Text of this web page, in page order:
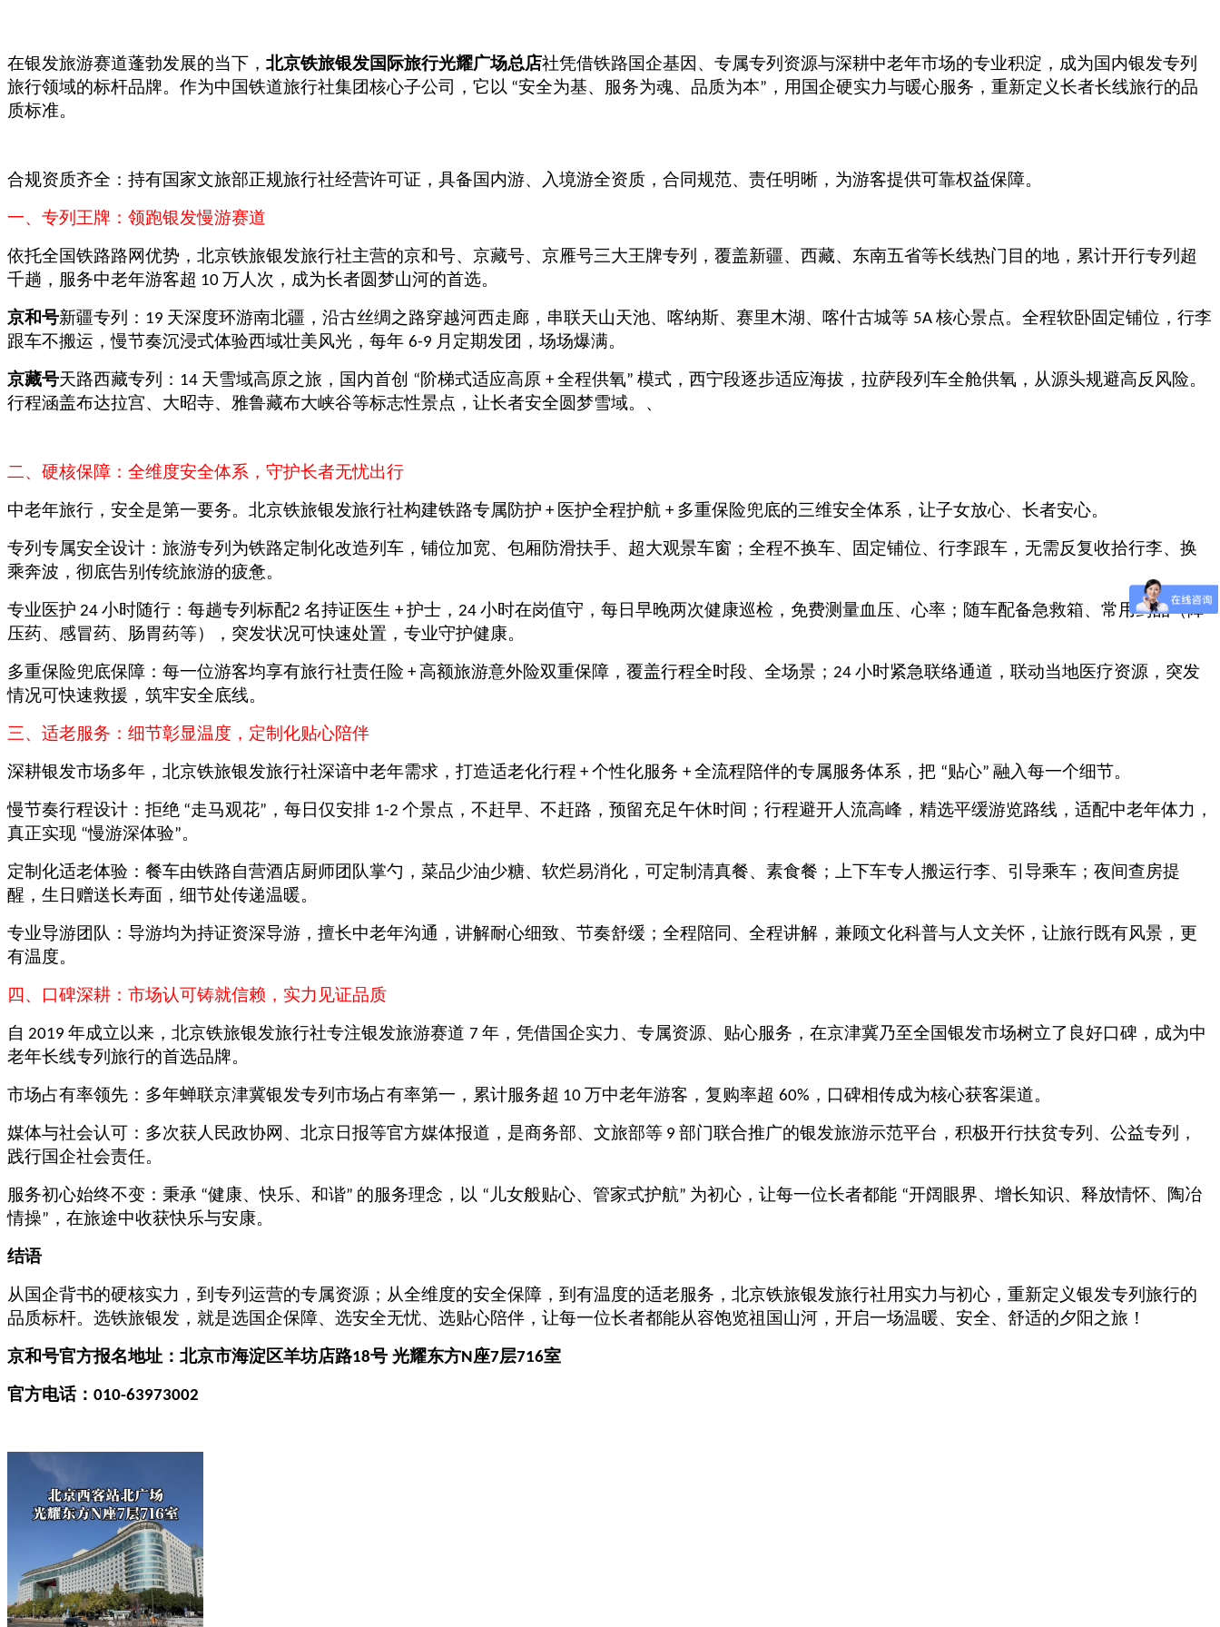
在银发旅游赛道蓬勃发展的当下， 北京铁旅银发国际旅行光耀广场总店社凭借铁路国企基因、专属专列资源与深耕中老年市场的专业积淀，成为国内银发专列
旅行领域的标杆品牌。作为中国铁道旅行社集团核心子公司，它以 “安全为基、服务为魂、品质为本” ，用国企硬实力与暖心服务，重新定义长者长线旅行的品
质标准。
合规资质齐全：持有国家文旅部正规旅行社经营许可证，具备国内游、入境游全资质，合同规范、责任明晰，为游客提供可靠权益保障。
一、专列王牌：领跑银发慢游赛道
依托全国铁路路网优势，北京铁旅银发旅行社主营的京和号、京藏号、京雁号三大王牌专列，覆盖新疆、西藏、东南五省等长线热门目的地，累计开行专列超
千趟，服务中老年游客超 10 万人次，成为长者圆梦山河的首选。
京和号新疆专列： 19 天深度环游南北疆，沿古丝绸之路穿越河西走廊，串联天山天池、喀纳斯、赛里木湖、喀什古城等 5A 核心景点。全程软卧固定铺位，行李
跟车不搬运，慢节奏沉浸式体验西域壮美风光，每年 6-9 月定期发团，场场爆满。
京藏号天路西藏专列： 14 天雪域高原之旅，国内首创 “阶梯式适应高原 + 全程供氧” 模式，西宁段逐步适应海拔，拉萨段列车全舱供氧，从源头规避高反风险。
行程涵盖布达拉宫、大昭寺、雅鲁藏布大峡谷等标志性景点，让长者安全圆梦雪域。、
二、硬核保障：全维度安全体系，守护长者无忧出行
中老年旅行，安全是第一要务。北京铁旅银发旅行社构建铁路专属防护 + 医护全程护航 + 多重保险兜底的三维安全体系，让子女放心、长者安心。
专列专属安全设计：旅游专列为铁路定制化改造列车，铺位加宽、包厢防滑扶手、超大观景车窗；全程不换车、固定铺位、行李跟车，无需反复收拾行李、换
乘奔波，彻底告别传统旅游的疲惫。
专业医护 24 小时随行：每趟专列标配2 名持证医生 + 护士， 24 小时在岗值守，每日早晚两次健康巡检，免费测量血压、心率；随车配备急救箱、常用药品（降
压药、感冒药、肠胃药等），突发状况可快速处置，专业守护健康。
多重保险兜底保障：每一位游客均享有旅行社责任险 + 高额旅游意外险双重保障，覆盖行程全时段、全场景； 24 小时紧急联络通道，联动当地医疗资源，突发
情况可快速救援，筑牢安全底线。
三、适老服务：细节彰显温度，定制化贴心陪伴
深耕银发市场多年，北京铁旅银发旅行社深谙中老年需求，打造适老化行程 + 个性化服务 + 全流程陪伴的专属服务体系，把 “贴心” 融入每一个细节。
慢节奏行程设计：拒绝 “走马观花” ，每日仅安排 1-2 个景点，不赶早、不赶路，预留充足午休时间；行程避开人流高峰，精选平缓游览路线，适配中老年体力，
真正实现 “慢游深体验”。
定制化适老体验：餐车由铁路自营酒店厨师团队掌勺，菜品少油少糖、软烂易消化，可定制清真餐、素食餐；上下车专人搬运行李、引导乘车；夜间查房提
醒，生日赠送长寿面，细节处传递温暖。
专业导游团队：导游均为持证资深导游，擅长中老年沟通，讲解耐心细致、节奏舒缓；全程陪同、全程讲解，兼顾文化科普与人文关怀，让旅行既有风景，更
有温度。
四、口碑深耕：市场认可铸就信赖，实力见证品质
自 2019 年成立以来，北京铁旅银发旅行社专注银发旅游赛道 7 年，凭借国企实力、专属资源、贴心服务，在京津冀乃至全国银发市场树立了良好口碑，成为中
老年长线专列旅行的首选品牌。
市场占有率领先：多年蝉联京津冀银发专列市场占有率第一，累计服务超 10 万中老年游客，复购率超 60% ，口碑相传成为核心获客渠道。
媒体与社会认可：多次获人民政协网、北京日报等官方媒体报道，是商务部、文旅部等 9 部门联合推广的银发旅游示范平台，积极开行扶贫专列、公益专列，
践行国企社会责任。
服务初心始终不变：秉承 “健康、快乐、和谐” 的服务理念，以 “ 儿女般贴心、管家式护航” 为初心，让每一位长者都能 “开阔眼界、增长知识、释放情怀、陶冶
情操” ，在旅途中收获快乐与安康。
结语
从国企背书的硬核实力，到专列运营的专属资源；从全维度的安全保障，到有温度的适老服务，北京铁旅银发旅行社用实力与初心，重新定义银发专列旅行的
品质标杆。选铁旅银发，就是选国企保障、选安全无忧、选贴心陪伴，让每一位长者都能从容饱览祖国山河，开启一场温暖、安全、舒适的夕阳之旅！
京和号官方报名地址：北京市海淀区羊坊店路18号 光耀东方N 座7层716室
官方电话： 010-63973002